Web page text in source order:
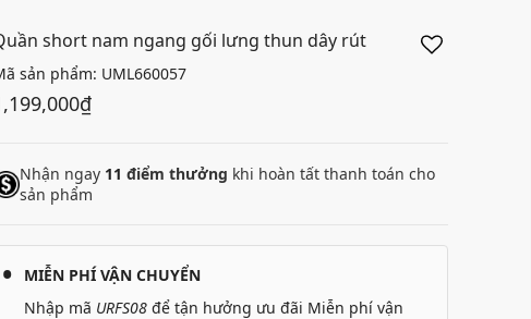
short nam ngang gối lưng thun dây rút
sản phẩm: UML660057
Nhận ngay 11 điểm thưởng khi hoàn tất thanh toán cho
sản phẩm
MIỄN PHÍ VẬN CHUYỂN
Nhập mã URFS08 để tận hưởng ưu đãi Miễn phí vận